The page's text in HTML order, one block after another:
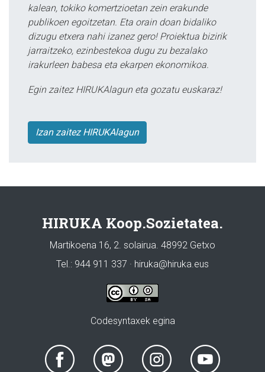
kalean, tokiko komertzioetan zein erakunde
publikoen egoitzetan. Eta orain doan bidaliko
dizugu etxera nahi izanez gero! Proiektua bizirik
jarraitzeko, ezinbestekoa dugu zu bezalako
irakurleen babesa eta ekarpen ekonomikoa.
Egin zaitez HIRUKAlagun eta gozatu euskaraz!
Izan zaitez HIRUKAlagun
HIRUKA Koop.Sozietatea.
Martikoena 16, 2. solairua. 48992 Getxo
Tel.: 944 911 337 · hiruka@hiruka.eus
Codesyntaxek egina